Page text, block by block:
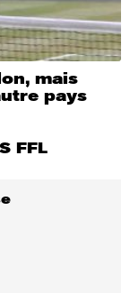
mais
pays
FFL